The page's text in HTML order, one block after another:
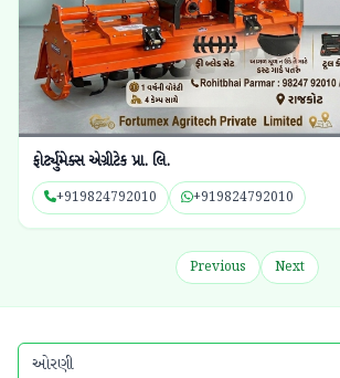
ફોર્ટ્યુમેક્સ એગ્રીટેક પ્રા. લિ.
+919824792010 +919824792010
Previous Next
ઓરણી